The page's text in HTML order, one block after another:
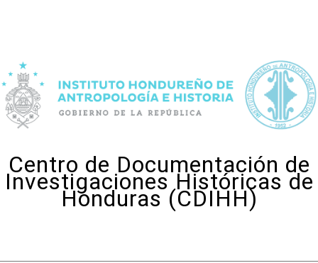
Centro de Documentación de
Investigaciones Históricas de
Honduras (CDIHH)